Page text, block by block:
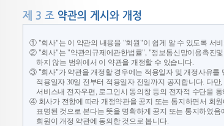
① "회사"는 이 약관의 내용을 "회원"이 쉽게 알 수 있도록 서
② "회사"는 "약관의규제에관한법률", "정보통신망이용촉진
하지 않는 범위에서 이 약관을 개정할 수 있습니다.
③ "회사"가 약관을 개정할 경우에는 적용일자 및 개정사유를
적용일자 30일 전부터 적용일자 전일까지 공지합니다. 다
서비스내 전자우편, 로그인시 동의창 등의 전자적 수단을
④ 회사가 전항에 따라 개정약관을 공지 또는 통지하면서 회
표명된 것으로 본다는 뜻을 명확하게 공지 또는 통지하였
회원이 개정 약관에 동의한 것으로 봅니다.